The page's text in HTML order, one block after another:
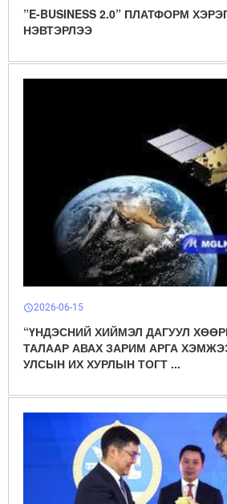
”E-BUSINESS 2.0” ПЛАТФОРМ
НЭВТЭРЛЭЭ
schedule2026-06-15
“ҮНДЭСНИЙ ХИЙМЭЛ ДАГУУЛ
ТАЛААР АВАХ ЗАРИМ АРГА
УЛСЫН ИХ ХУРЛЫН ТОГТ ...